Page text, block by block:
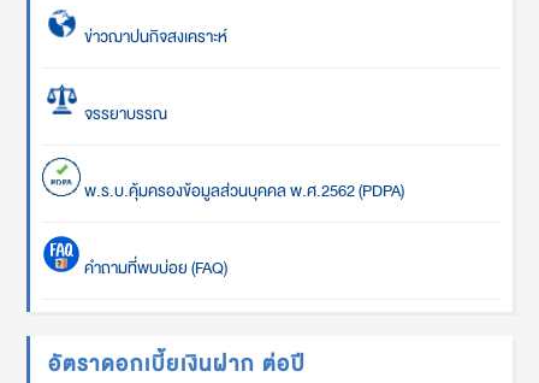
ข่าวฌาปนกิจสงเคราะห์
จรรยาบรรณ
พ.ร.บ.คุ้มครองข้อมูลส่วนบุคคล พ.ศ.2562 (PDPA)
คำถามที่พบบ่อย (FAQ)
อัตราดอกเบี้ยเงินฝาก ต่อปี